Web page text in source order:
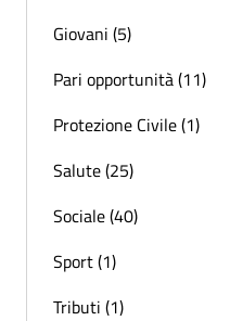
Giovani (5)
Pari opportunità (11)
Protezione Civile (1)
Salute (25)
Sociale (40)
Sport (1)
Tributi (1)